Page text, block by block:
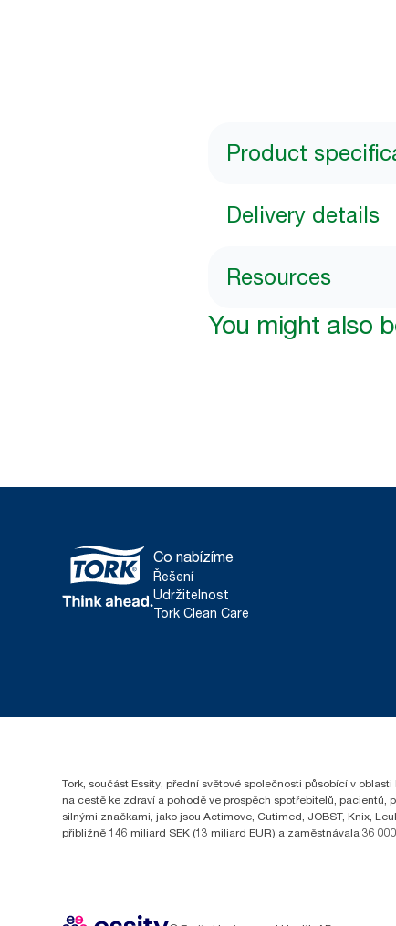
Product
Delivery details
Resources
You might also
Co nabízíme
Řešení
Udržitelnost
Tork Clean Care
Tork, součást Essity, přední světové společnosti působící v
na cestě ke zdraví a pohodě ve prospěch spotřebitelů, pacientů,
silnými značkami, jako jsou Actimove, Cutimed, JOBST, Knix,
přibližně 146 miliard SEK (13 miliard EUR) a zaměstnávala 36